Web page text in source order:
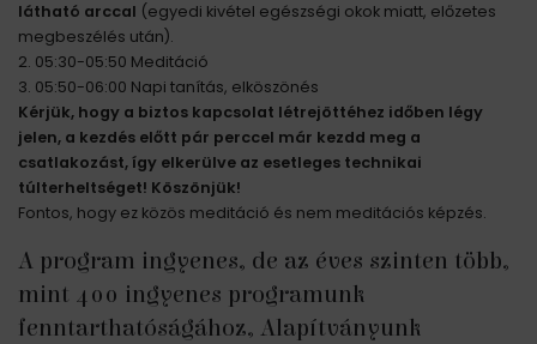
látható arccal (egyedi kivétel egészségi okok miatt, előzetes
megbeszélés után).
2. 05:30-05:50 Meditáció
3. 05:50-06:00 Napi tanítás, elköszönés
Kérjük, hogy a biztos kapcsolat létrejöttéhez időben légy
jelen, a kezdés előtt pár perccel már kezdd meg a
csatlakozást, így elkerülve az esetleges technikai
túlterheltséget! Köszönjük!
Fontos, hogy ez közös meditáció és nem meditációs képzés.
A program ingyenes, de az éves szinten több,
mint 400 ingyenes programunk
fenntarthatóságához, Alapítványunk